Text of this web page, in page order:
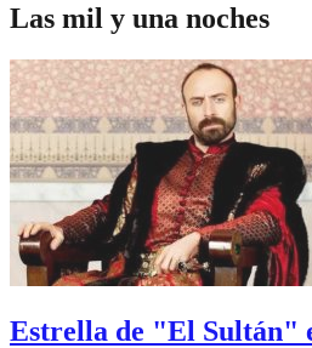
Las mil y una noches
Estrella de "El Sultán"